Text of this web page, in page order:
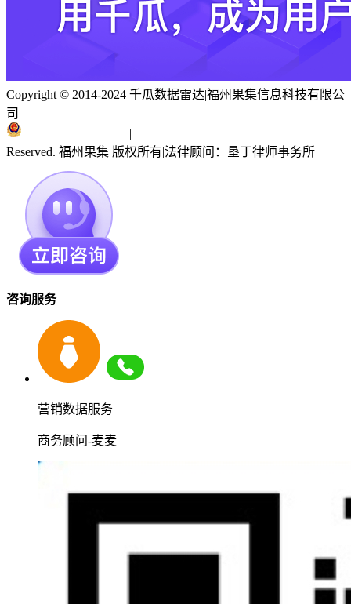
Copyright © 2014-2024 千瓜数据雷达|福州果集信息科技有限公
司
|
Reserved. 福州果集 版权所有|法律顾问：垦丁律师事务所
咨询服务
营销数据服务
商务顾问-麦麦